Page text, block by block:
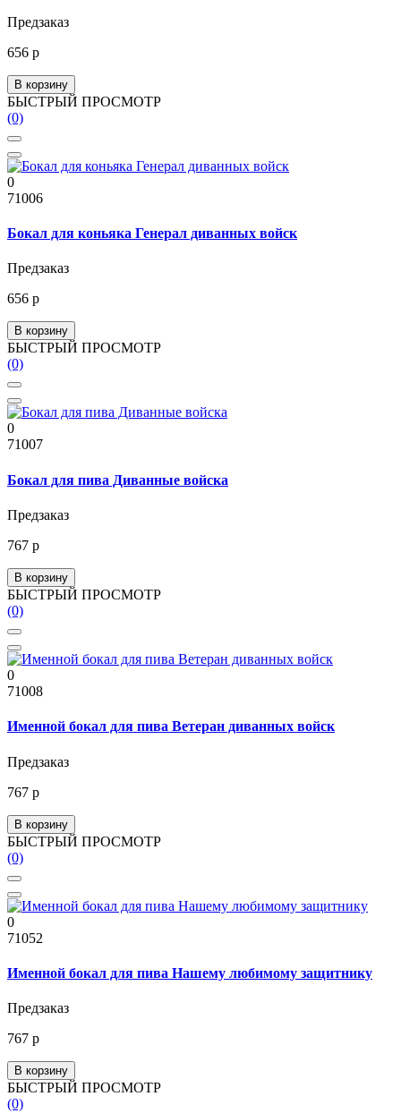
Предзаказ
656 р
В корзину
БЫСТРЫЙ ПРОСМОТР
(0)
0
71006
Бокал для коньяка Генерал диванных войск
Предзаказ
656 р
В корзину
БЫСТРЫЙ ПРОСМОТР
(0)
0
71007
Бокал для пива Диванные войска
Предзаказ
767 р
В корзину
БЫСТРЫЙ ПРОСМОТР
(0)
0
71008
Именной бокал для пива Ветеран диванных войск
Предзаказ
767 р
В корзину
БЫСТРЫЙ ПРОСМОТР
(0)
0
71052
Именной бокал для пива Нашему любимому защитнику
Предзаказ
767 р
В корзину
БЫСТРЫЙ ПРОСМОТР
(0)